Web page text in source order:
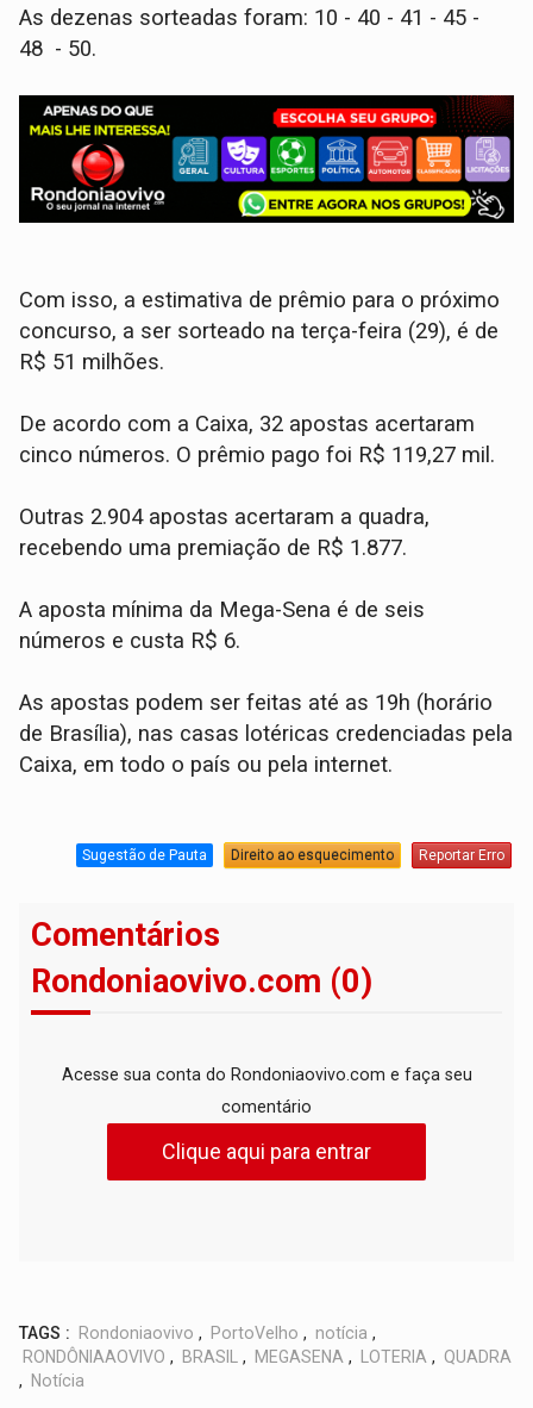
As dezenas sorteadas foram: 10 - 40 - 41 - 45 -
48 - 50.
Com isso, a estimativa de prêmio para o próximo
concurso, a ser sorteado na terça-feira (29), é de
R$ 51 milhões.
De acordo com a Caixa, 32 apostas acertaram
cinco números. O prêmio pago foi R$ 119,27 mil.
Outras 2.904 apostas acertaram a quadra,
recebendo uma premiação de R$ 1.877.
A aposta mínima da Mega-Sena é de seis
números e custa R$ 6.
As apostas podem ser feitas até as 19h (horário
de Brasília), nas casas lotéricas credenciadas pela
Caixa, em todo o país ou pela internet.
Sugestão de Pauta Direito ao esquecimento Reportar Erro
Comentários
Rondoniaovivo.com (0)
Acesse sua conta do Rondoniaovivo.com e faça seu
comentário
Clique aqui para entrar
TAGS : Rondoniaovivo , PortoVelho , notícia ,
RONDÔNIAAOVIVO , BRASIL , MEGASENA , LOTERIA , QUADRA
,
Notícia